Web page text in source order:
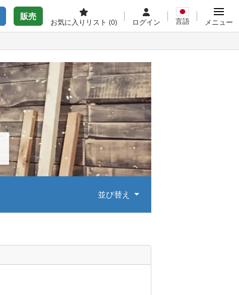
販売
お気に入りリスト (0) ログイン 言語 メニュー
並び替え